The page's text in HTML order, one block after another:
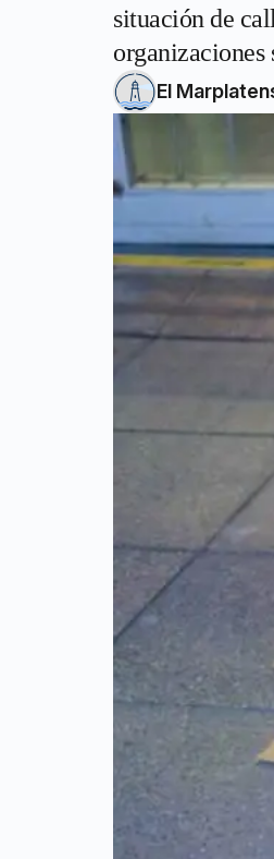
situación de
organizaciones
El